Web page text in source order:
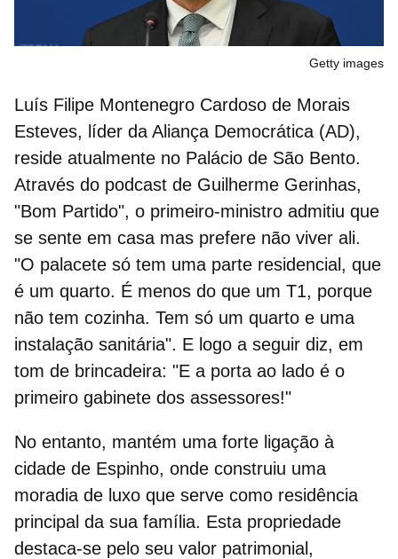
Getty images
Luís Filipe Montenegro Cardoso de Morais
Esteves, líder da Aliança Democrática (AD),
reside atualmente no Palácio de São Bento.
Através do podcast de Guilherme Gerinhas,
"Bom Partido", o primeiro-ministro admitiu que
se sente em casa mas prefere não viver ali.
"O palacete só tem uma parte residencial, que
é um quarto. É menos do que um T1, porque
não tem cozinha. Tem só um quarto e uma
instalação sanitária". E logo a seguir diz, em
tom de brincadeira: "E a porta ao lado é o
primeiro gabinete dos assessores!"
No entanto, mantém uma forte ligação à
cidade de Espinho, onde construiu uma
moradia de luxo que serve como residência
principal da sua família. Esta propriedade
destaca-se pelo seu valor patrimonial,